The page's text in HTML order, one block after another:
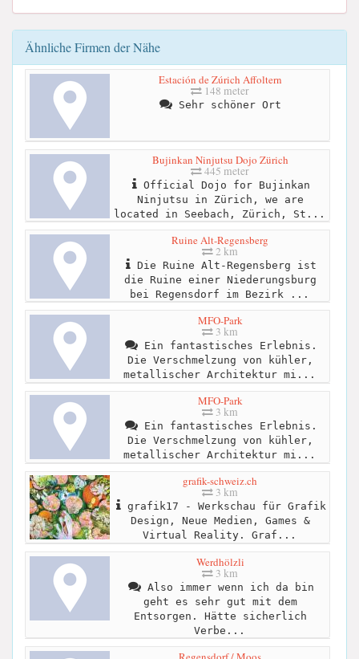
Ähnliche Firmen der Nähe
Estación de Zúrich Affoltern
148 meter
Sehr schöner Ort
Bujinkan Ninjutsu Dojo Zürich
445 meter
Official Dojo for Bujinkan
Ninjutsu in Zürich, we are
located in Seebach, Zürich, St...
Ruine Alt-Regensberg
2 km
Die Ruine Alt-Regensberg ist
die Ruine einer Niederungsburg
bei Regensdorf im Bezirk ...
MFO-Park
3 km
Ein fantastisches Erlebnis.
Die Verschmelzung von kühler,
metallischer Architektur mi...
MFO-Park
3 km
Ein fantastisches Erlebnis.
Die Verschmelzung von kühler,
metallischer Architektur mi...
grafik-schweiz.ch
3 km
grafik17 - Werkschau für Grafik
Design, Neue Medien, Games &
Virtual Reality. Graf...
Werdhölzli
3 km
Also immer wenn ich da bin
geht es sehr gut mit dem
Entsorgen. Hätte sicherlich
Verbe...